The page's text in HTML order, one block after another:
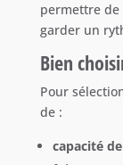
permettre
garder un
Bien
Pour
de :
capacité